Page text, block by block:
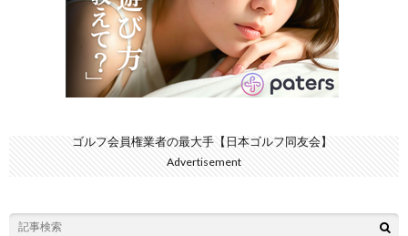
ゴルフ会員権業者の最大手【日本ゴルフ同友会】
Advertisement